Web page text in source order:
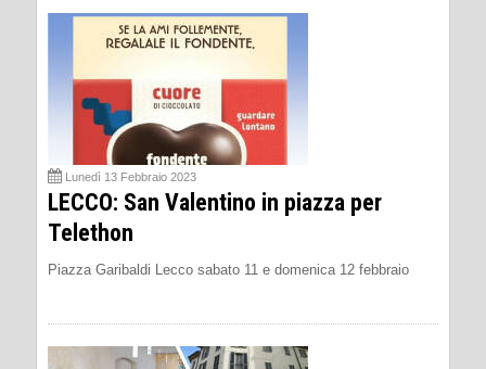
Lunedì 13 Febbraio 2023
LECCO: San Valentino in piazza per
Telethon
Piazza Garibaldi Lecco sabato 11 e domenica 12 febbraio